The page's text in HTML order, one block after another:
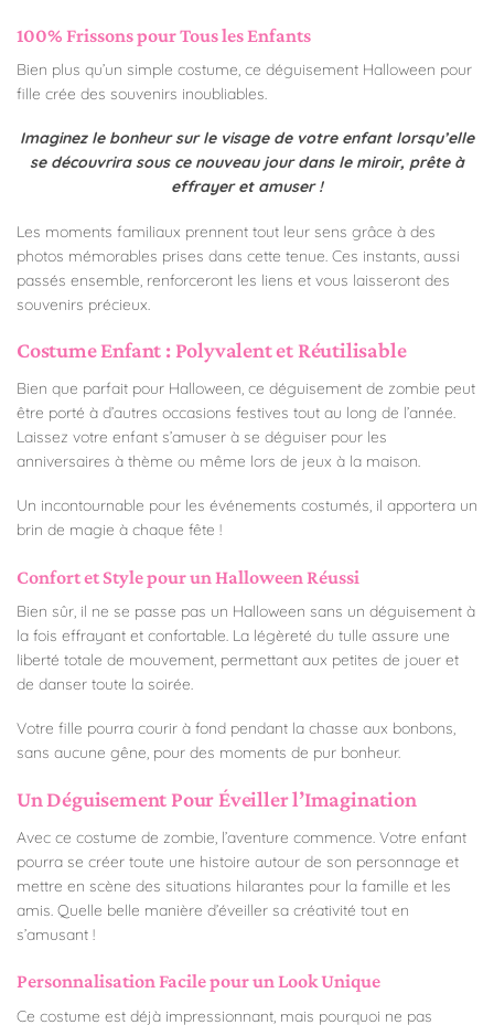
100% Frissons pour Tous les Enfants
Bien plus qu’un simple costume, ce déguisement Halloween pour
fille crée des souvenirs inoubliables.
Imaginez le bonheur sur le visage de votre enfant lorsqu’elle
se découvrira sous ce nouveau jour dans le miroir, prête à
effrayer et amuser !
Les moments familiaux prennent tout leur sens grâce à des
photos mémorables prises dans cette tenue. Ces instants, aussi
passés ensemble, renforceront les liens et vous laisseront des
souvenirs précieux.
Costume Enfant : Polyvalent et Réutilisable
Bien que parfait pour Halloween, ce déguisement de zombie peut
être porté à d’autres occasions festives tout au long de l’année.
Laissez votre enfant s’amuser à se déguiser pour les
anniversaires à thème ou même lors de jeux à la maison.
Un incontournable pour les événements costumés, il apportera un
brin de magie à chaque fête !
Confort et Style pour un Halloween Réussi
Bien sûr, il ne se passe pas un Halloween sans un déguisement à
la fois effrayant et confortable. La légèreté du tulle assure une
liberté totale de mouvement, permettant aux petites de jouer et
de danser toute la soirée.
Votre fille pourra courir à fond pendant la chasse aux bonbons,
sans aucune gêne, pour des moments de pur bonheur.
Un Déguisement Pour Éveiller l’Imagination
Avec ce costume de zombie, l’aventure commence. Votre enfant
pourra se créer toute une histoire autour de son personnage et
mettre en scène des situations hilarantes pour la famille et les
amis. Quelle belle manière d’éveiller sa créativité tout en
s’amusant !
Personnalisation Facile pour un Look Unique
Ce costume est déjà impressionnant, mais pourquoi ne pas